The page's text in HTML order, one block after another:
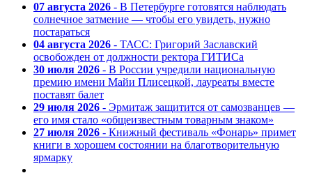
07 августа 2026 - В Петербурге готовятся наблюдать
солнечное затмение — чтобы его увидеть, нужно
постараться
04 августа 2026 - ТАСС: Григорий Заславский
освобожден от должности ректора ГИТИСа
30 июля 2026 - В России учредили национальную
премию имени Майи Плисецкой, лауреаты вместе
поставят балет
29 июля 2026 - Эрмитаж защитится от самозванцев —
его имя стало «общеизвестным товарным знаком»
27 июля 2026 - Книжный фестиваль «Фонарь» примет
книги в хорошем состоянии на благотворительную
ярмарку